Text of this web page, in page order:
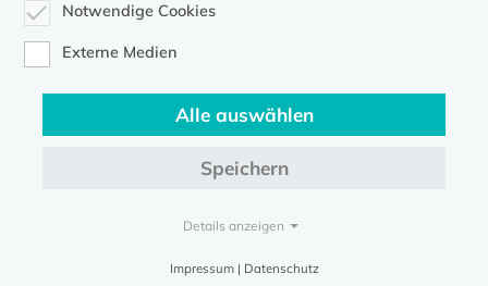
Evangelische Kirche in Mecklenburg-Vorpommern © 2026
Notwendige Cookies
Externe Medien
Alle auswählen
Speichern
Details anzeigen
Impressum | Datenschutz